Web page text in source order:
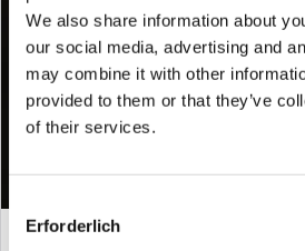
We also share information about
our social media, advertising and
may combine it with other
provided to them or that they’ve
of their services.
Selection
Erforderlich
NECA Batman – Batman (Michael
Killer
Spikey
39.95